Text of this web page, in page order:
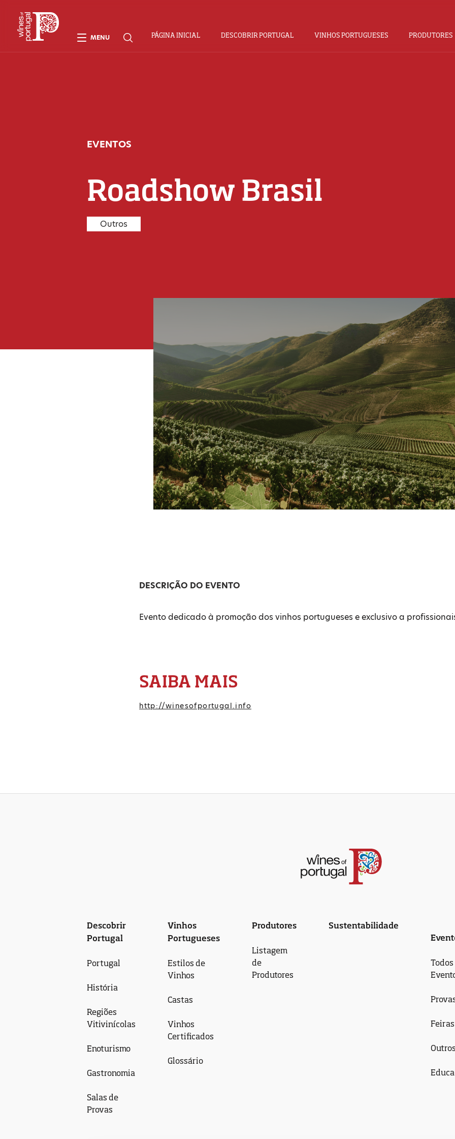
EVENTOS
Roadshow Brasil
Outros
DESCRIÇÃO DO EVENTO
Evento dedicado à promoção dos vinhos portugueses e exclusivo a
SAIBA MAIS
http://winesofportugal.info
MENU PÁGINA INICIAL DESCOBRIR PORTUGAL VINHOS PORTUGUESES PRODUTORES
Descobrir
Portugal
Portugal
História
Regiões
Vitivinícolas
Enoturismo
Gastronomia
Salas de
Provas
Vinhos
Portugueses
Estilos de
Vinhos
Castas
Vinhos
Certificados
Glossário
Produtores
Listagem
de
Produtores
Sustentabilidade
Todos
Feiras